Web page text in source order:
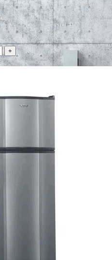
+